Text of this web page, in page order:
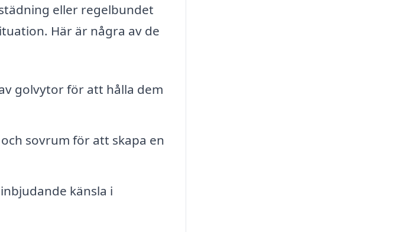
eller regelbundet
Här är några av de
golvytor för att hålla dem
sovrum för att skapa en
känsla i